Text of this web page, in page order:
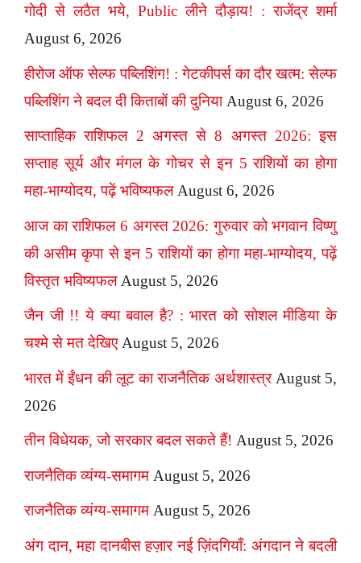
गोदी से लठैत भये, Public लीने दौड़ाय! : राजेंद्र शर्मा
August 6, 2026
हीरोज ऑफ सेल्फ पब्लिशिंग! : गेटकीपर्स का दौर खत्म: सेल्फ
पब्लिशिंग ने बदल दी किताबों की दुनिया August 6, 2026
साप्ताहिक राशिफल 2 अगस्त से 8 अगस्त 2026: इस
सप्ताह सूर्य और मंगल के गोचर से इन 5 राशियों का होगा
महा-भाग्योदय, पढ़ें भविष्यफल August 6, 2026
आज का राशिफल 6 अगस्त 2026: गुरुवार को भगवान विष्णु
की असीम कृपा से इन 5 राशियों का होगा महा-भाग्योदय, पढ़ें
विस्तृत भविष्यफल August 5, 2026
जैन जी !! ये क्या बवाल है? : भारत को सोशल मीडिया के
चश्मे से मत देखिए August 5, 2026
भारत में ईंधन की लूट का राजनैतिक अर्थशास्त्र August 5,
2026
तीन विधेयक, जो सरकार बदल सकते हैं! August 5, 2026
राजनैतिक व्यंग्य-समागम August 5, 2026
राजनैतिक व्यंग्य-समागम August 5, 2026
अंग दान, महा दानबीस हज़ार नई ज़िंदगियाँ: अंगदान ने बदली